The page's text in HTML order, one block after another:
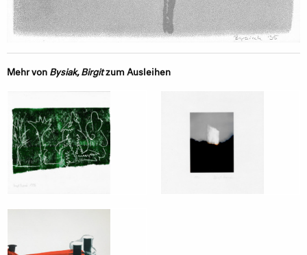
Mehr vonBysiak, Birgitzum Ausleihen